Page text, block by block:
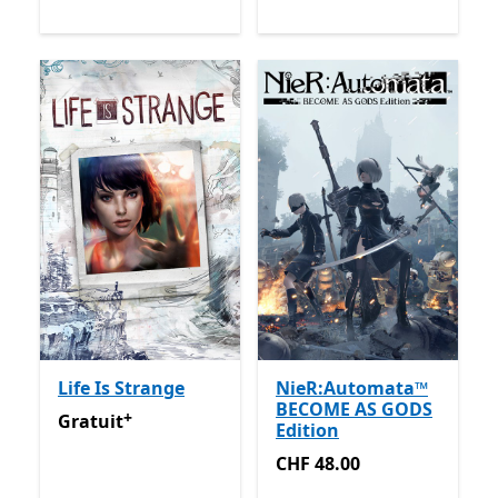
Life Is Strange
GratuitAvec des achats dans l’application
Gratuit+
NieR:Automata™
BECOME AS GODS
Edition
CHF 48.00
CHF 48.00